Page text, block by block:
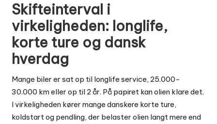
Skifteinterval i
virkeligheden: longlife,
korte ture og dansk
hverdag
Mange biler er sat op til longlife service, 25.000-
30.000 km eller op til 2 år. På papiret kan olien klare det.
I virkeligheden kører mange danskere korte ture,
koldstart og pendling, der belaster olien langt mere end